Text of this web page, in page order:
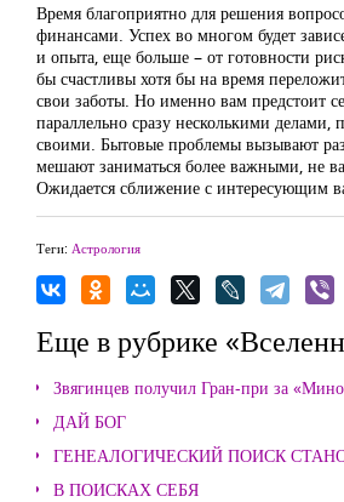
Время благоприятно для решения
финансами. Успех во многом будет
и опыта, еще больше – от готовности
бы счастливы хотя бы на время
свои заботы. Но именно вам предстоит
параллельно сразу несколькими делами,
своими. Бытовые проблемы вызывают
мешают заниматься более важными, не
Ожидается сближение с интересующим
Теги: Астрология
Еще в рубрике
Звягинцев получил Гран-при за
ДАЙ БОГ
ГЕНЕАЛОГИЧЕСКИЙ ПОИСК
В ПОИСКАХ СЕБЯ